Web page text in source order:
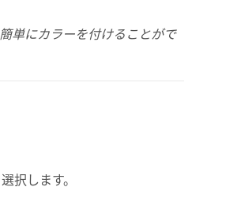
単にカラーを付けることがで
択します。